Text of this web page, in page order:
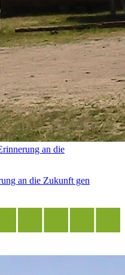
an die
an die Zukunft gen